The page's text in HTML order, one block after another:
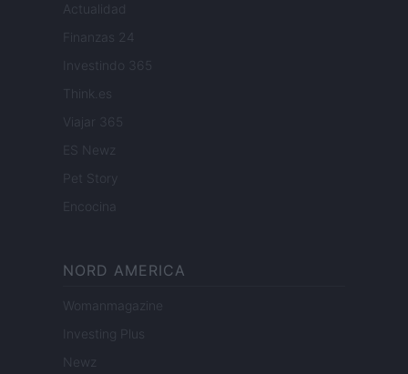
Actualidad
Finanzas 24
Investindo 365
Think.es
Viajar 365
ES Newz
Pet Story
Encocina
NORD AMERICA
Womanmagazine
Investing Plus
Newz